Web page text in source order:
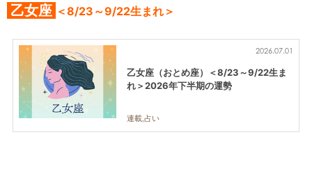
乙女座 ＜8/23～9/22生まれ＞
2026.07.01
乙女座（おとめ座）＜8/23～9/22生ま
れ＞2026年下半期の運勢
連載,占い